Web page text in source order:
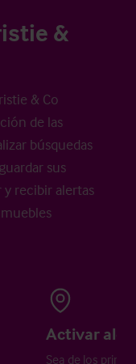
&
& Co
de las
búsquedas
sus
y recibir alertas
Activar
Sea de los